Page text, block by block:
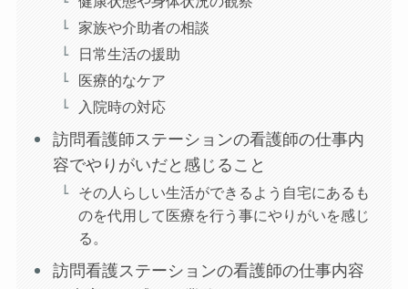
家族や介助者の相談
日常生活の援助
医療的なケア
入院時の対応
訪問看護師ステーションの看護師の仕事内
容でやりがいだと感じること
その人らしい生活ができるよう自宅にあるも
のを代用して医療を行う事にやりがいを感じ
る。
訪問看護ステーションの看護師の仕事内容